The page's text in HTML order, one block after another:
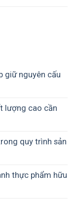
giữ nguyên cấu
lượng cao cần
quy trình sản
thực phẩm hữu